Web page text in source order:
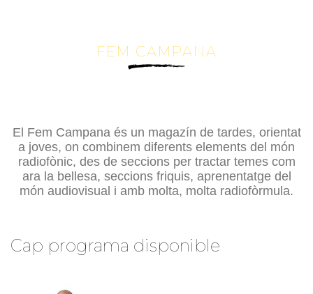
FEM CAMPANA
~
El Fem Campana és un magazín de tardes, orientat
a joves, on combinem diferents elements del món
radiofònic, des de seccions per tractar temes com
ara la bellesa, seccions friquis, aprenentatge del
món audiovisual i amb molta, molta radiofòrmula.
Cap programa disponible